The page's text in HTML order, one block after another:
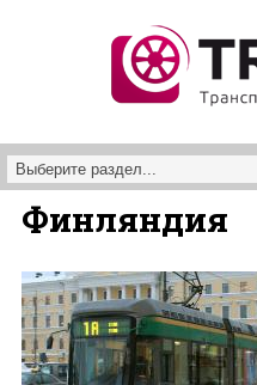
Финляндия